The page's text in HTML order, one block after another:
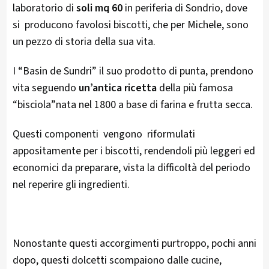
laboratorio di soli mq 60 in periferia di Sondrio, dove
si producono favolosi biscotti, che per Michele, sono
un pezzo di storia della sua vita.
I “Basin de Sundri” il suo prodotto di punta, prendono
vita seguendo un’antica ricetta della più famosa
“bisciola”nata nel 1800 a base di farina e frutta secca.
Questi componenti vengono riformulati
appositamente per i biscotti, rendendoli più leggeri ed
economici da preparare, vista la difficoltà del periodo
nel reperire gli ingredienti.
Nonostante questi accorgimenti purtroppo, pochi anni
dopo, questi dolcetti scompaiono dalle cucine,